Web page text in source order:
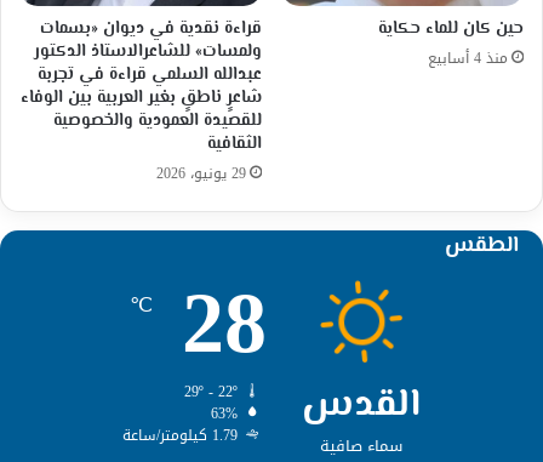
حين كان للماء حكاية
منذ 4 أسابيع
قراءة نقدية في ديوان «بسمات
ولمسات» للشاعرالاستاذ الدكتور
عبدالله السلمي قراءة في تجربة
شاعرٍ ناطقٍ بغير العربية بين الوفاء
للقصيدة العمودية والخصوصية
الثقافية
29 يونيو، 2026
الطقس
القدس
سماء صافية
28
℃
63%
1.79 كيلومتر/ساعة